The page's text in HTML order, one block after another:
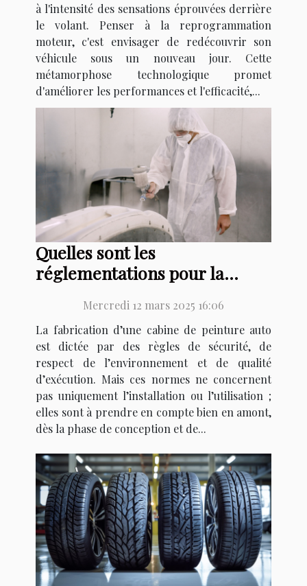
à l'intensité des sensations éprouvées derrière
le volant. Penser à la reprogrammation
moteur, c'est envisager de redécouvrir son
véhicule sous un nouveau jour. Cette
métamorphose technologique promet
d'améliorer les performances et l'efficacité,...
Quelles sont les
réglementations pour la
peinture auto ?
Mercredi 12 mars 2025 16:06
La fabrication d’une cabine de peinture auto
est dictée par des règles de sécurité, de
respect de l’environnement et de qualité
d’exécution. Mais ces normes ne concernent
pas uniquement l’installation ou l’utilisation ;
elles sont à prendre en compte bien en amont,
dès la phase de conception et de...